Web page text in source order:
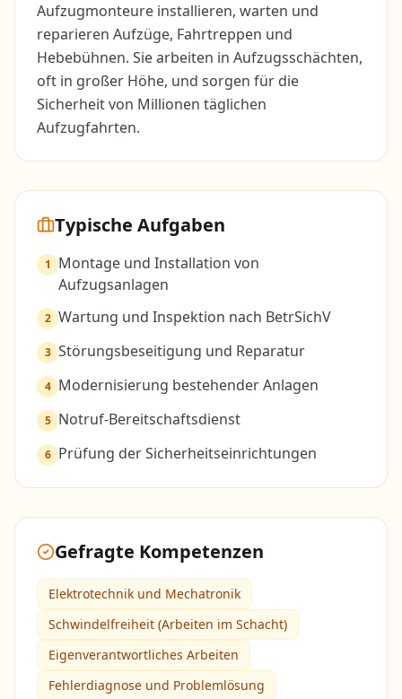
Aufzugmonteure installieren, warten und
reparieren Aufzüge, Fahrtreppen und
Hebebühnen. Sie arbeiten in Aufzugsschächten,
oft in großer Höhe, und sorgen für die
Sicherheit von Millionen täglichen
Aufzugfahrten.
Typische Aufgaben
1
Montage und Installation von
Aufzugsanlagen
2 Wartung und Inspektion nach BetrSichV
3 Störungsbeseitigung und Reparatur
4 Modernisierung bestehender Anlagen
5 Notruf-Bereitschaftsdienst
6 Prüfung der Sicherheitseinrichtungen
Gefragte Kompetenzen
Elektrotechnik und Mechatronik
Schwindelfreiheit (Arbeiten im Schacht)
Eigenverantwortliches Arbeiten
Fehlerdiagnose und Problemlösung